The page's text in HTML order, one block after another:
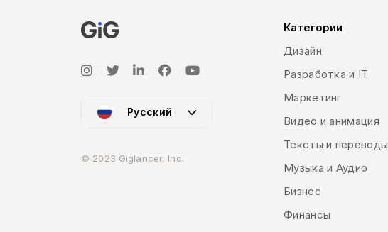
Русский
© 2023 Giglancer, Inc.
Категории
Дизайн
Разработка и IT
Маркетинг
Видео и анимация
Тексты и переводы
Музыка и Аудио
Бизнес
Финансы